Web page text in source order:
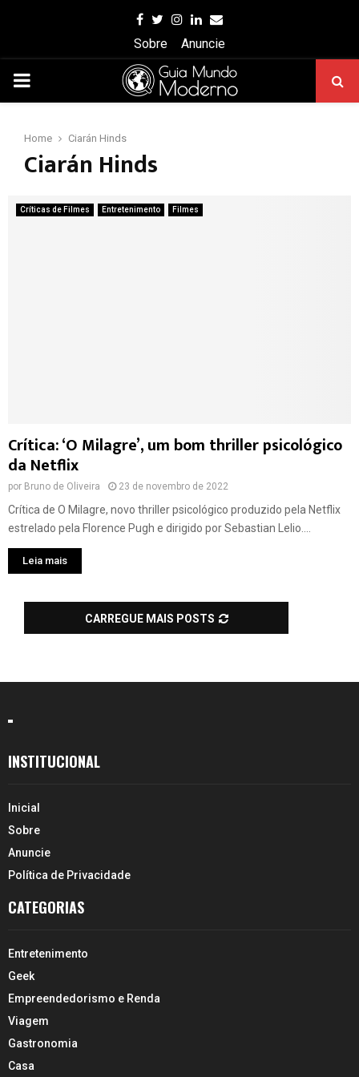
Facebook
Twitter
Instagram
Linkedin
Email
Sobre
Anuncie
PRIMARY
Home Ciarán Hinds
Ciarán Hinds
Críticas de Filmes Entretenimento Filmes
Crítica: ‘O Milagre’, um bom thriller psicológico
da Netflix
por Bruno de Oliveira 23 de novembro de 2022
Crítica de O Milagre, novo thriller psicológico produzido pela Netflix
estrelado pela Florence Pugh e dirigido por Sebastian Lelio....
Leia mais
CARREGUE MAIS POSTS
INSTITUCIONAL
Inicial
Sobre
Anuncie
Política de Privacidade
CATEGORIAS
Entretenimento
Geek
Empreendedorismo e Renda
Viagem
Gastronomia
Casa